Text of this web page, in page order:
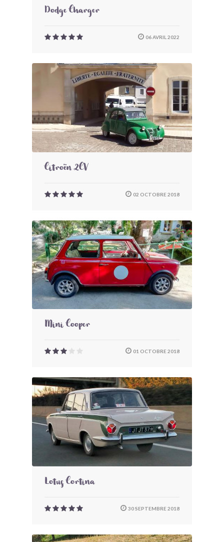
Dodge Charger
06 AVRIL 2022
Citroën 2CV
02 OCTOBRE 2018
Mini Cooper
01 OCTOBRE 2018
Lotus Cortina
30 SEPTEMBRE 2018